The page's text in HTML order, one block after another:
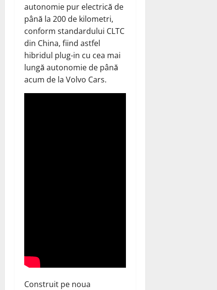
autonomie pur electrică de
până la 200 de kilometri,
conform standardului CLTC
din China, fiind astfel
hibridul plug-in cu cea mai
lungă autonomie de până
acum de la Volvo Cars.
Construit pe noua